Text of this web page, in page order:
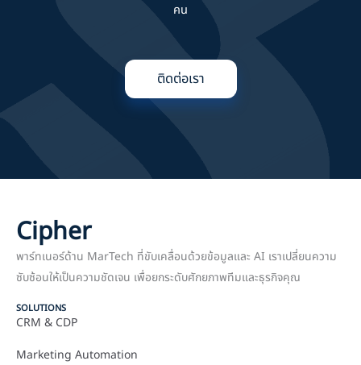
คน
ติดต่อเรา
Cipher
พาร์ทเนอร์ด้าน MarTech ที่ขับเคลื่อนด้วยข้อมูลและ AI เราเปลี่ยนความ
ซับซ้อนให้เป็นความชัดเจน เพื่อยกระดับศักยภาพทีมและธุรกิจคุณ
SOLUTIONS
CRM & CDP
Marketing Automation